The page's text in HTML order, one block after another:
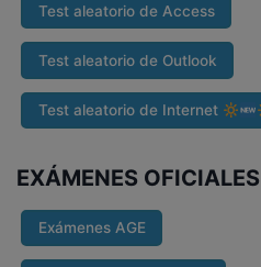
Test aleatorio de Access
Test aleatorio de Outlook
Test aleatorio de Internet
EXÁMENES OFICIALES
Exámenes AGE